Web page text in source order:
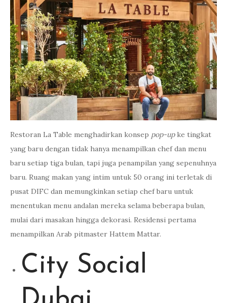
Restoran La Table menghadirkan konsep pop-upke tingkat
yang baru dengan tidak hanya menampilkan chef dan menu
baru setiap tiga bulan, tapi juga penampilan yang sepenuhnya
baru. Ruang makan yang intim untuk 50 orang ini terletak di
pusat DIFC dan memungkinkan setiap chef baru untuk
menentukan menu andalan mereka selama beberapa bulan,
mulai dari masakan hingga dekorasi. Residensi pertama
menampilkan Arab pitmaster Hattem Mattar.
City Social